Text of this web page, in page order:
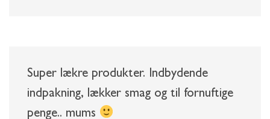
Super lækre produkter. Indbydende
indpakning, lækker smag og til fornuftige
penge.. mums